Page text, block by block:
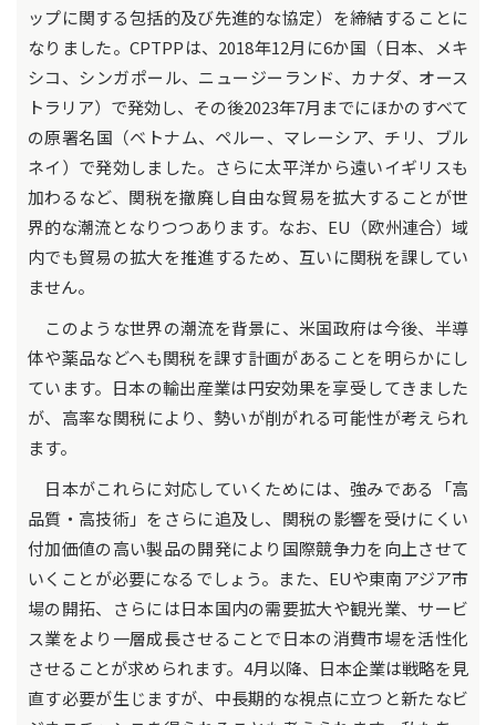
ップに関する包括的及び先進的な協定）を締結することに
なりました。CPTPPは、2018年12月に6か国（日本、メキ
シコ、シンガポール、ニュージーランド、カナダ、オース
トラリア）で発効し、その後2023年7月までにほかのすべて
の原署名国（ベトナム、ペルー、マレーシア、チリ、ブル
ネイ）で発効しました。さらに太平洋から遠いイギリスも
加わるなど、関税を撤廃し自由な貿易を拡大することが世
界的な潮流となりつつあります。なお、EU（欧州連合）域
内でも貿易の拡大を推進するため、互いに関税を課してい
ません。
このような世界の潮流を背景に、米国政府は今後、半導
体や薬品などへも関税を課す計画があることを明らかにし
ています。日本の輸出産業は円安効果を享受してきました
が、高率な関税により、勢いが削がれる可能性が考えられ
ます。
日本がこれらに対応していくためには、強みである「高
品質・高技術」をさらに追及し、関税の影響を受けにくい
付加価値の高い製品の開発により国際競争力を向上させて
いくことが必要になるでしょう。また、EUや東南アジア市
場の開拓、さらには日本国内の需要拡大や観光業、サービ
ス業をより一層成長させることで日本の消費市場を活性化
させることが求められます。4月以降、日本企業は戦略を見
直す必要が生じますが、中長期的な視点に立つと新たなビ